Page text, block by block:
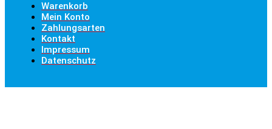
Warenkorb
Mein Konto
Zahlungsarten
Kontakt
Impressum
Datenschutz